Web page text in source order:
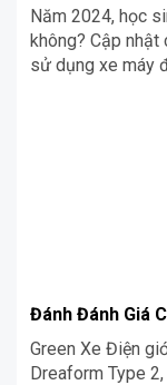
Năm 2024, học
không? Cập nhật
sử dụng xe máy
Đánh Đánh Giá
Green Xe Điện
Dreaform Type